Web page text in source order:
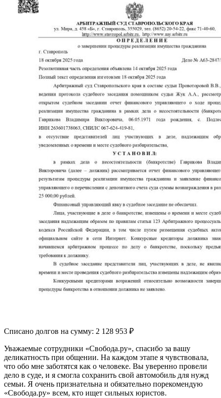
Списано долгов на сумму: 2 128 953 ₽
Уважаемые сотрудники «Свобода.ру», спасибо за вашу
деликатность при общении. На каждом этапе я чувствовала,
что обо мне заботятся как о человеке. Вы уверенно провели
дело в суде, и я смогла сохранить свой автомобиль для нужд
семьи. Я очень признательна и обязательно порекомендую
«Свобода.ру» всем, кто ищет сильных юристов.